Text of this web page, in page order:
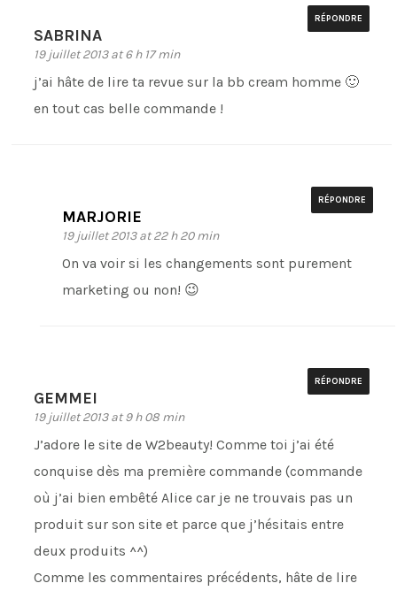
SABRINA
19 juillet 2013 at 6 h 17 min
RÉPONDRE
j’ai hâte de lire ta revue sur la bb cream homme 🙂
en tout cas belle commande !
MARJORIE
19 juillet 2013 at 22 h 20 min
RÉPONDRE
On va voir si les changements sont purement
marketing ou non! 😉
GEMMEI
19 juillet 2013 at 9 h 08 min
RÉPONDRE
J’adore le site de W2beauty! Comme toi j’ai été
conquise dès ma première commande (commande
où j’ai bien embêté Alice car je ne trouvais pas un
produit sur son site et parce que j’hésitais entre
deux produits ^^)
Comme les commentaires précédents, hâte de lire